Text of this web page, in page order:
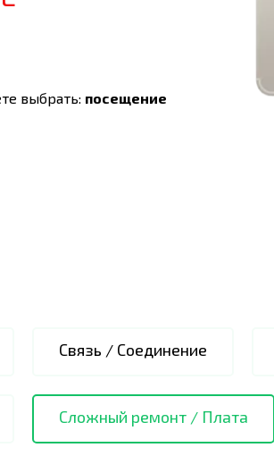
выбрать: посещение
Связь / Соединение
Сложный ремонт / Плата